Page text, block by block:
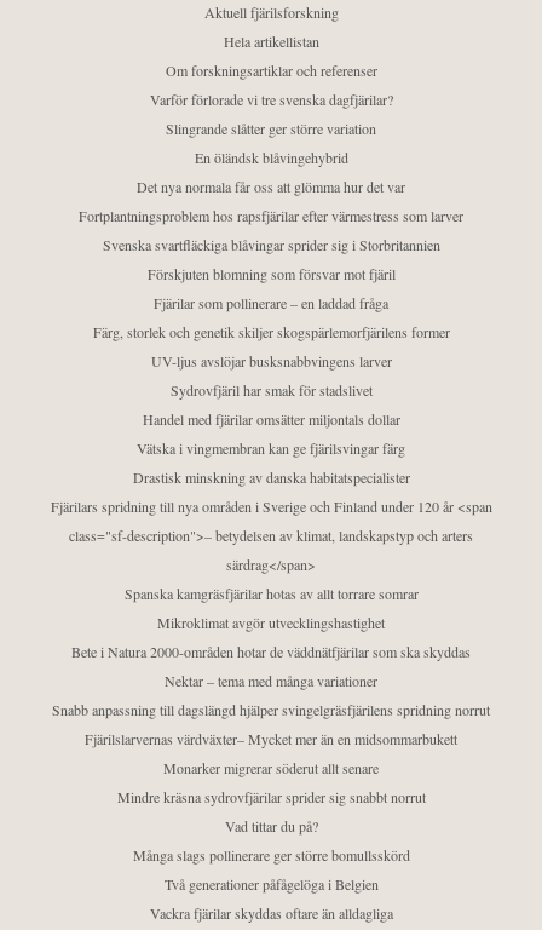
Aktuell fjärilsforskning
Hela artikellistan
Om forskningsartiklar och referenser
Varför förlorade vi tre svenska dagfjärilar?
Slingrande slåtter ger större variation
En öländsk blåvingehybrid
Det nya normala får oss att glömma hur det var
Fortplantningsproblem hos rapsfjärilar efter värmestress som larver
Svenska svartfläckiga blåvingar sprider sig i Storbritannien
Förskjuten blomning som försvar mot fjäril
Fjärilar som pollinerare – en laddad fråga
Färg, storlek och genetik skiljer skogspärlemorfjärilens former
UV-ljus avslöjar busksnabbvingens larver
Sydrovfjäril har smak för stadslivet
Handel med fjärilar omsätter miljontals dollar
Vätska i vingmembran kan ge fjärilsvingar färg
Drastisk minskning av danska habitatspecialister
Fjärilars spridning till nya områden i Sverige och Finland under 120 år <span
class="sf-description">– betydelsen av klimat, landskapstyp och arters
särdrag</span>
Spanska kamgräsfjärilar hotas av allt torrare somrar
Mikroklimat avgör utvecklingshastighet
Bete i Natura 2000-områden hotar de väddnätfjärilar som ska skyddas
Nektar – tema med många variationer
Snabb anpassning till dagslängd hjälper svingelgräsfjärilens spridning norrut
Fjärilslarvernas värdväxter– Mycket mer än en midsommarbukett
Monarker migrerar söderut allt senare
Mindre kräsna sydrovfjärilar sprider sig snabbt norrut
Vad tittar du på?
Många slags pollinerare ger större bomullsskörd
Två generationer påfågelöga i Belgien
Vackra fjärilar skyddas oftare än alldagliga